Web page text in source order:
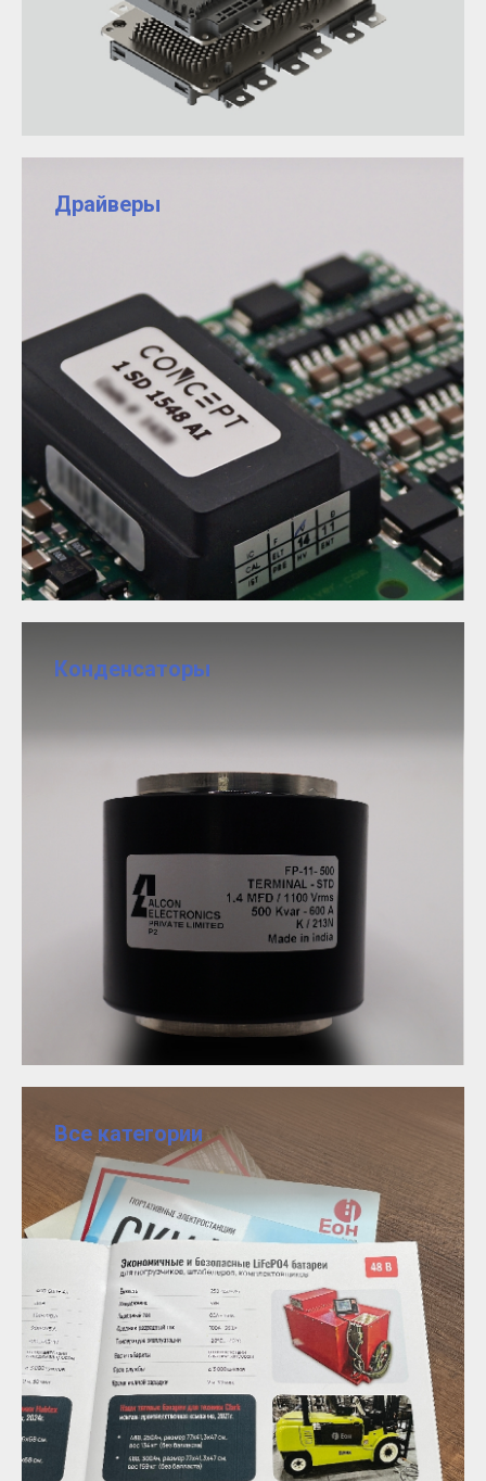
Драйверы
Конденсаторы
Все категории